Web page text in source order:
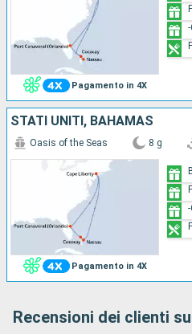
Pagamento in 4X
STATI UNITI, BAHAMAS
Pagamento in 4X
Oasis of the Seas 8 g
Recensioni dei clienti